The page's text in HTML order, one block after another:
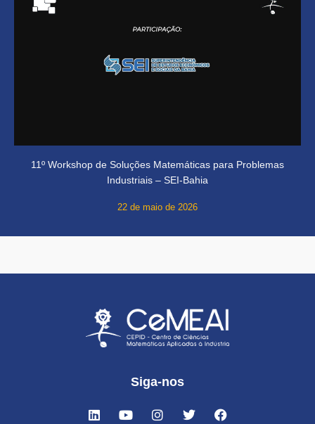
11º Workshop de Soluções Matemáticas para Problemas
Industriais – SEI-Bahia
22 de maio de 2026
Siga-nos